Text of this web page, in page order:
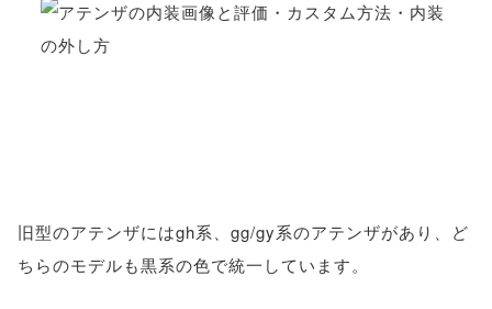
旧型のアテンザにはgh系、gg/gy系のアテンザがあり、ど
ちらのモデルも黒系の色で統一しています。